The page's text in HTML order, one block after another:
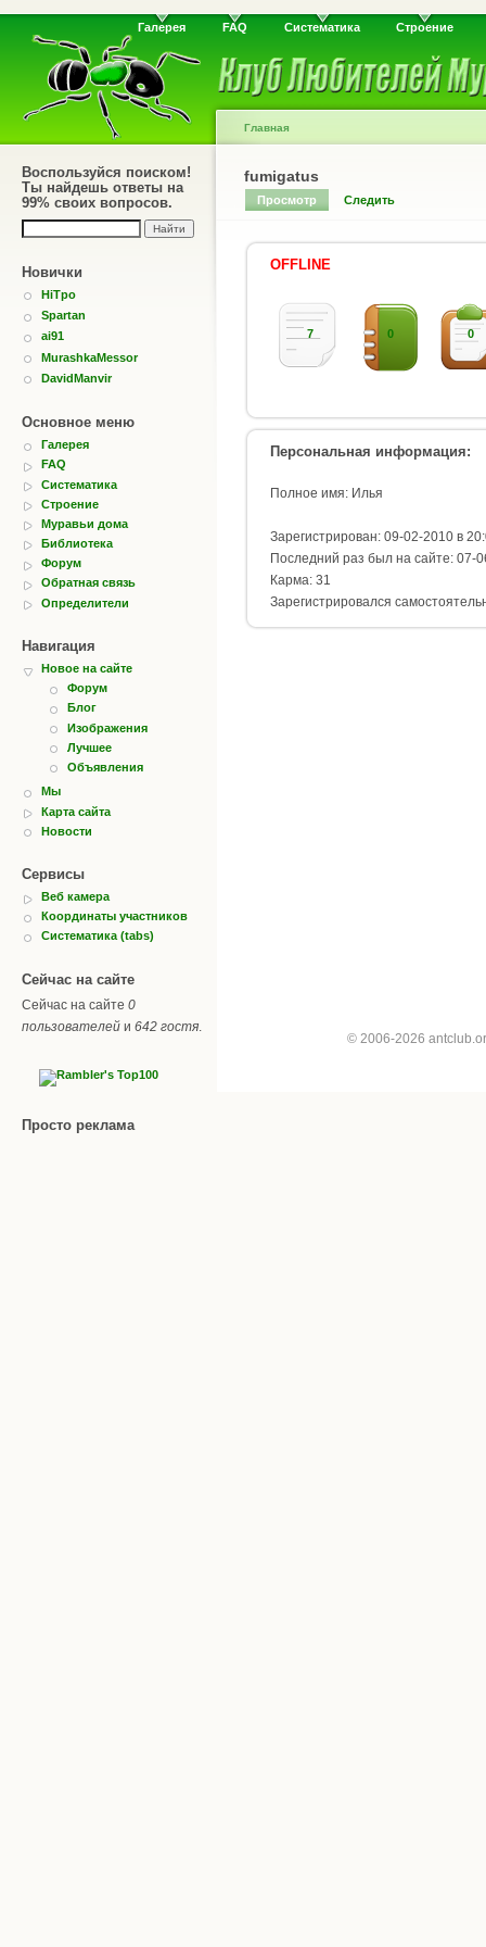
Галерея FAQ Систематика Строение
Воспользуйся поиском!
Ты найдешь ответы на
99% своих вопросов.
Новички
HiTpo
Spartan
ai91
MurashkaMessor
DavidManvir
Основное меню
Галерея
FAQ
Систематика
Строение
Муравьи дома
Библиотека
Форум
Обратная связь
Определители
Навигация
Новое на сайте
Форум
Блог
Изображения
Лучшее
Объявления
Мы
Карта сайта
Новости
Сервисы
Веб камера
Координаты участников
Систематика (tabs)
Сейчас на сайте
Сейчас на сайте 0
пользователей и 642 гостя.
Просто реклама
Главная
fumigatus
Просмотр Следить
OFFLINE
7 0 0
Персональная информация:
Полное имя: Илья
Зарегистрирован: 09-02-2010 в
Последний раз был на сайте: 07-
Карма: 31
Зарегистрировался
© 2006-2026